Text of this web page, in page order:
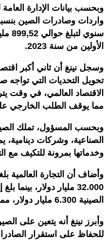
وبحسب بيانات الإدارة
الأولين من سنة 2023.
وسجل نينغ أن ثاني أكبر
تحويل التحديات التي تواجه
الاقتصاد العالمي، في وقت
مما يوقف الطلب الخارجي
وبحسب المسؤول، تملك
الصناعية، وشركات دينامية،
وخدماتها بمرونة للتكيف مع
وأضاف أن التجارة العالمية
32.000 مليار دولار،
الصينية 6.300 مليار دولار، مما يشير لمجال كبير للنمو.
وأبرز نينغ أنه يتعين على
للحفاظ على استقرار